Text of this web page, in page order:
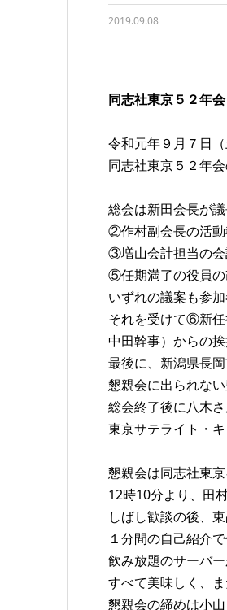
2019.09.08
同志社東京５２年
令和元年９月７日
同志社東京５２年
総会は新田会長が
②作村副会長の活動
③増山会計担当の会
⑤任期満了の役員の
いずれの議案も参
それを受けて⑥新任
中田幹事）からの
最後に、新潟県長
懇親会に出られな
総会終了後に八木
東京サテライト・
懇親会は同志社東
12時10分より、田
しばし歓談の後、
１分間の自己紹介
飲み放題のサーバ
すべて美味しく、
懇親会の締めは小